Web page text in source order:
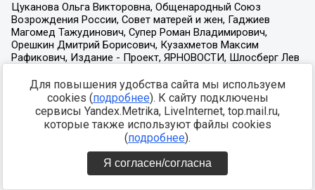
Для повышения удобства сайта мы используем
cookies (подробнее). К сайту подключены
сервисы Yandex.Metrika, LiveInternet, top.mail.ru,
которые также используют файлы cookies
(подробнее).
Я согласен/согласна